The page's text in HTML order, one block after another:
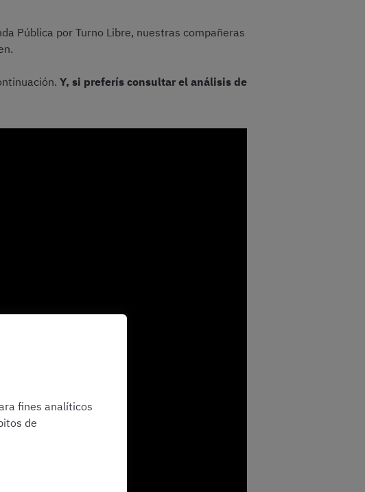
Pública por Turno Libre, nuestras compañeras
Y, si preferís consultar el análisis de
fines analíticos
de